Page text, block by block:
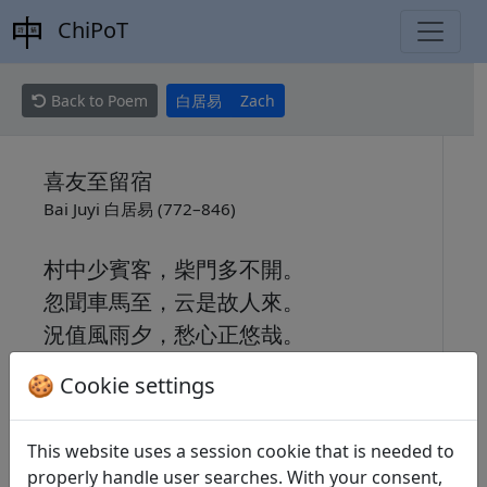
ChiPoT
Back to Poem 白居易 Zach
喜友至留宿
Bai Juyi 白居易 (772–846)
村中少賓客，柴門多不開。
忽聞車馬至，云是故人來。
況值風雨夕，愁心正悠哉。
人生開口笑，百年都幾回。
🍪 Cookie settings
This website uses a session cookie that is needed to
properly handle user searches. With your consent,